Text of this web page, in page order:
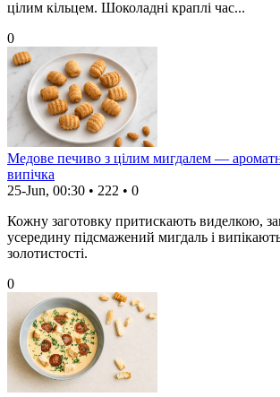
цілим кільцем. Шоколадні краплі час...
0
Медове печиво з цілим мигдалем —
випічка
25-Jun, 00:30 • 222 • 0
Кожну заготовку притискають виделкою,
усередину підсмажений мигдаль і
золотистості.
0